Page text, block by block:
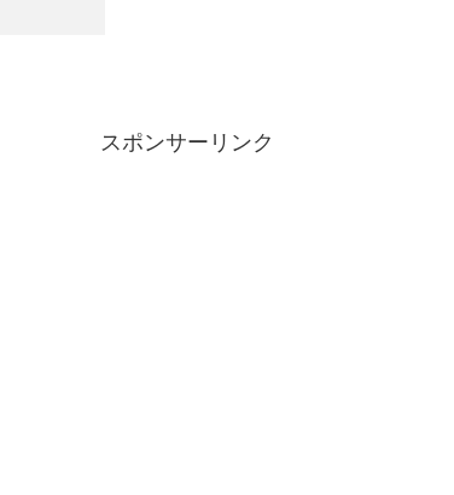
スポンサーリンク